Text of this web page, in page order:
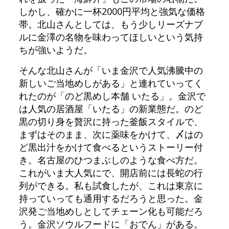
しかし、確かに一杯2000円平均と強気な価格
帯。北山さんとしては、もう少しリーズナブ
ルに金澤の名物を味わってほしいという気持
ちが強いようだ。
そんな北山さんが「いま金沢で人気沸騰中の
新しいご当地めしがある」と連れていってく
れたのが「のど黒めし本舗 いたる」。金沢で
は人気の居酒屋「いたる」の新業態だ。のど
黒の切り身を贅沢に持った釜飯スタイルで、
まずはそのまま、次に薬味をかけて、〆はの
ど黒出汁をかけて食べるというストーリー付
き。名古屋のひつまぶしのような食べ方だ。
これがいま大人気にで、開店前には長蛇の行
列ができる。私も試食したが、これは東京に
持っていっても通用するだろうと思った。金
沢発ご当地めしとしてチェーン化も可能だろ
う。金沢ソウルフードに「おでん」がある。